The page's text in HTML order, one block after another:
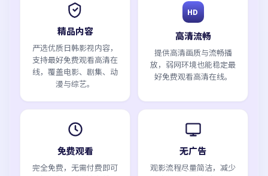
精品内容
严选优质日韩影视内容，
支持最好免费观看高清在
线，覆盖电影、剧集、动
漫与综艺。
HD
高清流畅
提供高清画质与流畅播
放，弱网环境也能稳定最
好免费观看高清在线。
免费观看
完全免费，无需付费即可
无广告
观影流程尽量简洁，减少